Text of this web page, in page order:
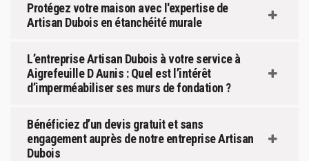
Protégez votre maison avec l'expertise de
Artisan Dubois en étanchéité murale
L’entreprise Artisan Dubois à votre service à
Aigrefeuille D Aunis : Quel est l’intérêt
d’imperméabiliser ses murs de fondation ?
Bénéficiez d’un devis gratuit et sans
engagement auprès de notre entreprise Artisan
Dubois